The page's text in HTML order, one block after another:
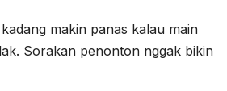
makin panas kalau main
Sorakan penonton nggak bikin